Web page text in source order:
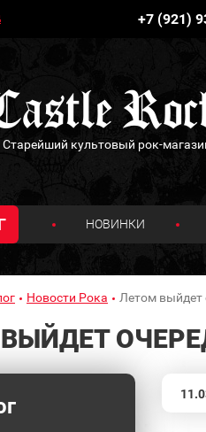
+7 (921)
Старейший культовый рок-
НОВИНКИ
Новости Рока Летом выйдет